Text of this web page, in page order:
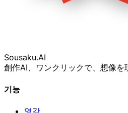
Sousaku.AI
創作AI、ワンクリックで、想像を
기능